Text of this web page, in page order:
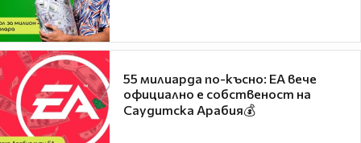
55 милиарда по-късно: EA вече
официално е собственост на
Саудитска Арабия💰